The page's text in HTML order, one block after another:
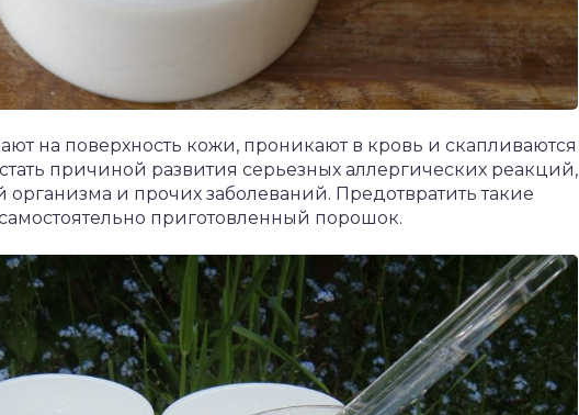
на поверхность кожи, проникают в кровь и скапливаются
причиной развития серьезных аллергических реакций,
и прочих заболеваний. Предотвратить такие
приготовленный порошок.